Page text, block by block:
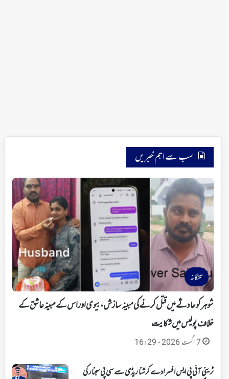
سب سے اہم خبریں
تلنگانہ
شوہر کو حادثے میں قتل کرنے کی مبینہ سازش، بیوی اور اس کے مبینہ عاشق کے
خلاف پولیس میں شکایت
7 اگست 2026 - 16:29
ٹرینی آئی پی ایس افسر ادے کرشنا ریڈی سے سی پی سجنار کی